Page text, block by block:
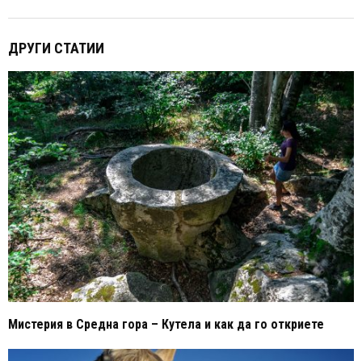
ДРУГИ СТАТИИ
Мистерия в Средна гора – Кутела и как да го откриете